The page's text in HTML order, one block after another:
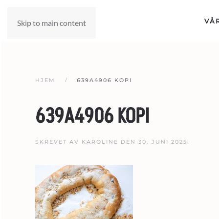
Skip to main content
HJEM 639A4906 KOPI
639A4906 KOPI
SKREVET AV KAROLINE DEN 30. JUNI 2025.